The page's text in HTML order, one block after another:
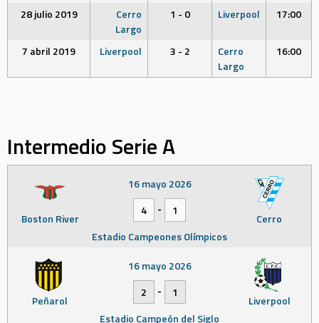
28 julio 2019
Cerro
Largo
1 - 0 Liverpool 17:00
7 abril 2019 Liverpool 3 - 2
Cerro
Largo
16:00
Intermedio Serie A
Boston River Cerro
16 mayo 2026
4
-
1
Estadio Campeones Olímpicos
Peñarol Liverpool
16 mayo 2026
2
-
1
Estadio Campeón del Siglo